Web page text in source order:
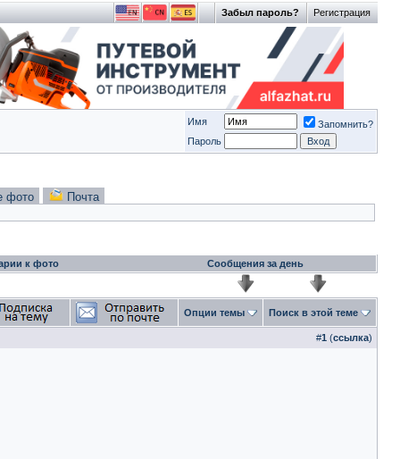
Регистрация
Забыл пароль?
Имя
Запомнить?
Пароль
фото Почта
к фото Сообщения за день
Опции темы Поиск в этой теме
#1 (ссылка)